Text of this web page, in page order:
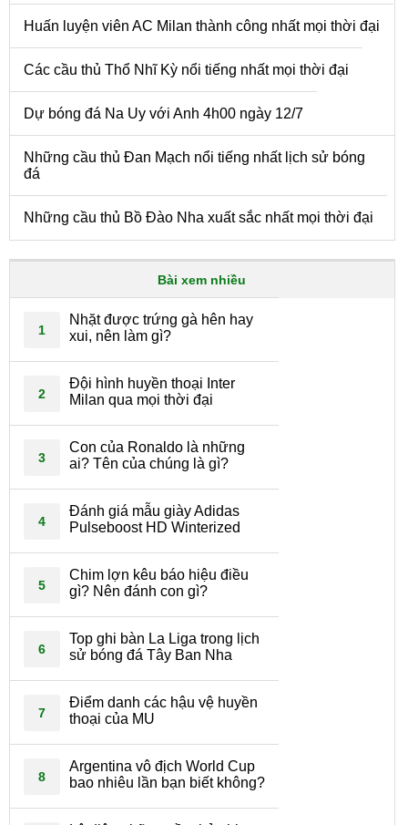
Huấn luyện viên AC Milan thành công nhất mọi thời đại
Các cầu thủ Thổ Nhĩ Kỳ nổi tiếng nhất mọi thời đại
Dự bóng đá Na Uy với Anh 4h00 ngày 12/7
Những cầu thủ Đan Mạch nổi tiếng nhất lịch sử bóng
đá
Những cầu thủ Bồ Đào Nha xuất sắc nhất mọi thời đại
Bài xem nhiều
1
Nhặt được trứng gà hên hay
xui, nên làm gì?
2
Đội hình huyền thoại Inter
Milan qua mọi thời đại
3
Con của Ronaldo là những
ai? Tên của chúng là gì?
4
Đánh giá mẫu giày Adidas
Pulseboost HD Winterized
5
Chim lợn kêu báo hiệu điều
gì? Nên đánh con gì?
6
Top ghi bàn La Liga trong lịch
sử bóng đá Tây Ban Nha
7
Điểm danh các hậu vệ huyền
thoại của MU
8
Argentina vô địch World Cup
bao nhiêu lần bạn biết không?